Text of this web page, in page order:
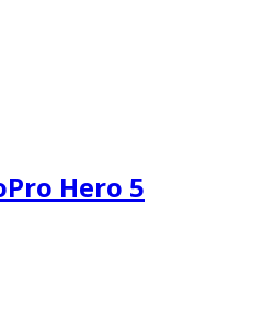
Hero 5